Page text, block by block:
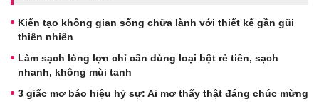
Kiến tạo không gian sống chữa lành với thiết kế gần gũi
thiên nhiên
Làm sạch lòng lợn chỉ cần dùng loại bột rẻ tiền, sạch
nhanh, không mùi tanh
3 giấc mơ báo hiệu hỷ sự: Ai mơ thấy thật đáng chúc mừng